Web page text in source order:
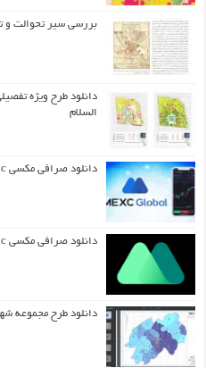
بررسی سیر تحوالت و
دانلود طرح ويژه
السلام
دانلود صرافی مکسی mexc برای اندروید
دانلود صرافی مکسی mexc برای آیفون و ios
دانلود طرح مجموعه